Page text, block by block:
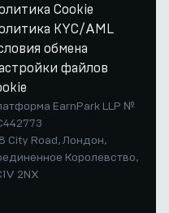
Cookie
KYC/AML
обмена
файлов
EarnPark LLP №
City Road, Лондон,
Королевство,
2NX